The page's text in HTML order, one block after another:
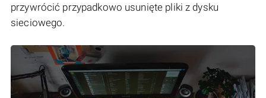
przywrócić przypadkowo usunięte pliki z dysku
sieciowego.